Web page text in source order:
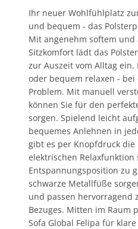
Ihr neuer Wohlfühlplatz
und bequem - das
Mit angenehm softem und
Sitzkomfort lädt das
zur Auszeit vom Alltag ein.
oder bequem relaxen - bei
Problem. Mit manuell
können Sie für den
sorgen. Spielend leicht
bequemes Anlehnen in
gibt es per Knopfdruck
elektrischen
Entspannungsposition zu
schwarze Metallfüße
und passen hervorragend
Bezuges. Mitten im Raum
Sofa Global Felipa für klare